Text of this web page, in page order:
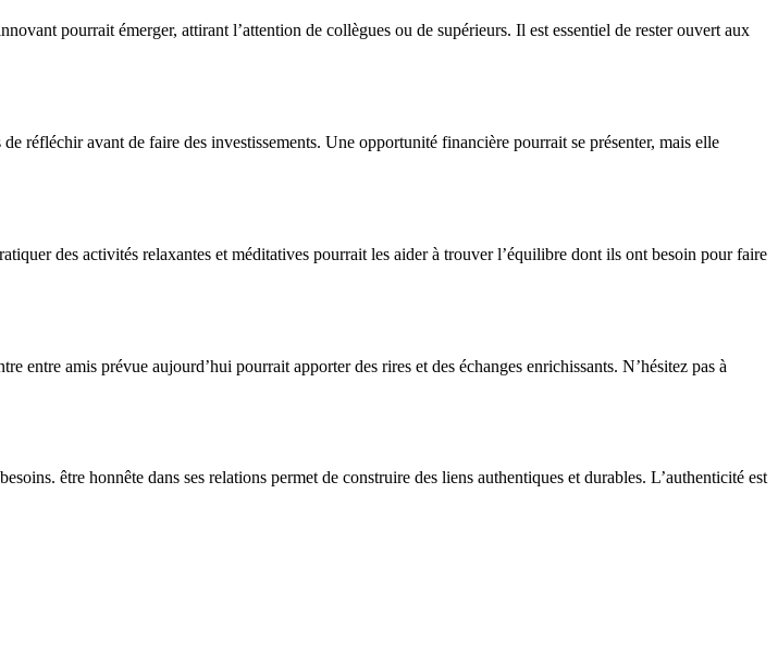
pourrait émerger, attirant l’attention de collègues ou de supérieurs. Il est essentiel de rester ouvert aux
réfléchir avant de faire des investissements. Une opportunité financière pourrait se présenter, mais elle
des activités relaxantes et méditatives pourrait les aider à trouver l’équilibre dont ils ont besoin pour faire
entre amis prévue aujourd’hui pourrait apporter des rires et des échanges enrichissants. N’hésitez pas à
être honnête dans ses relations permet de construire des liens authentiques et durables. L’authenticité est